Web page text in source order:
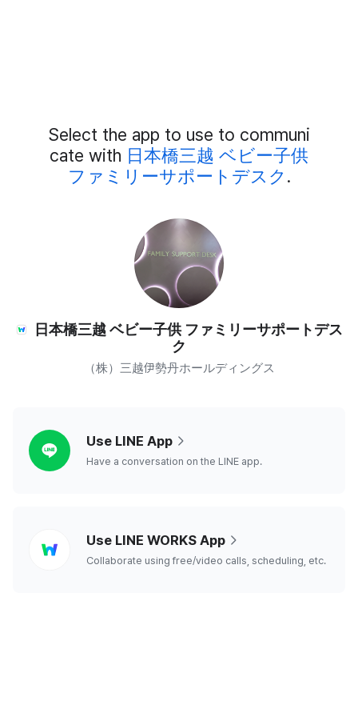
Add
External
Chat
Members
Select the app to use to communi
cate with 日本橋三越 ベビー子供
ファミリーサポートデスク.
日本橋三越 ベビー子供 ファミリーサポートデス
ク
（株）三越伊勢丹ホールディングス
Use LINE App
Have a conversation on the LINE app.
worksUse LINE WORKS App
Collaborate using free/video calls, scheduling, etc.